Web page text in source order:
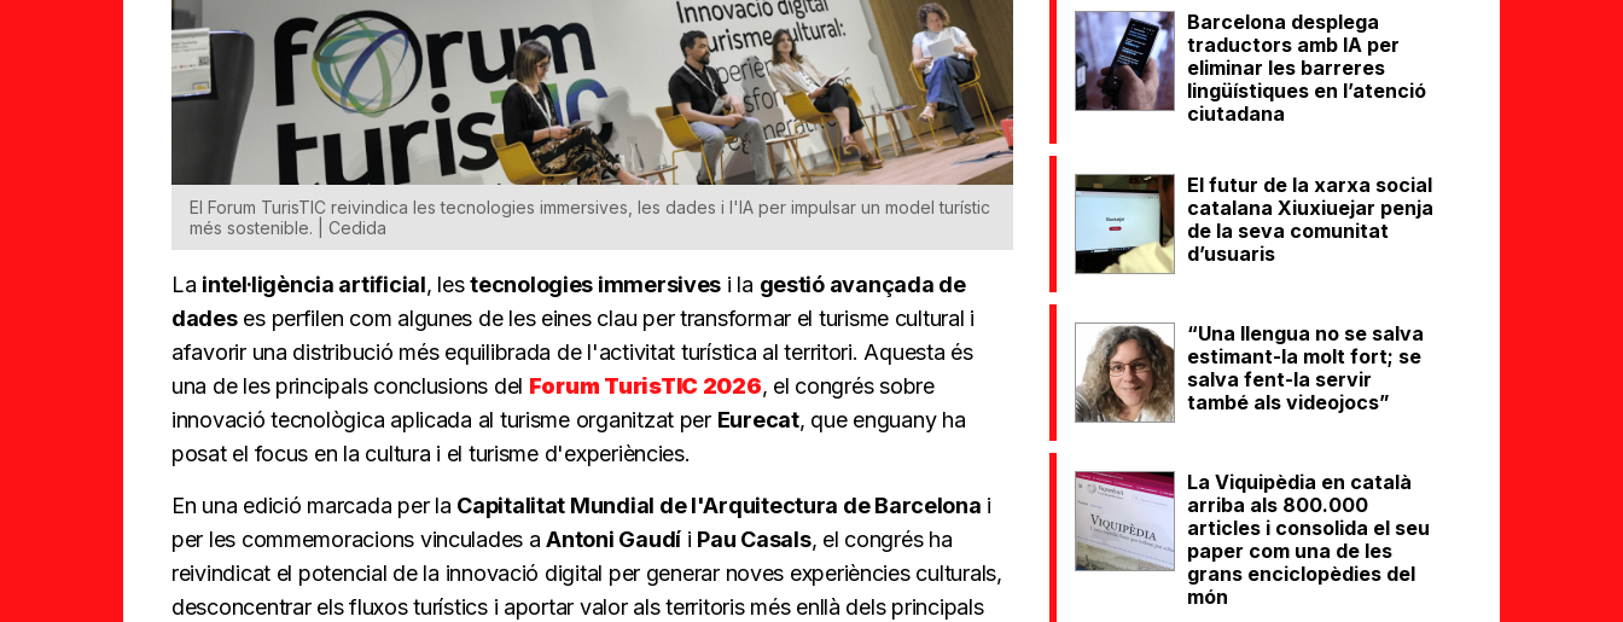
El Forum TurisTIC reivindica les tecnologies immersives, les dades i l'IA per impulsar un model turístic
més sostenible. | Cedida
La intel·ligència artificial, lestecnologies immersives i la gestió avançada de
dadeses perfilen com algunes de les eines clau per transformar el turisme cultural i
afavorir una distribució més equilibrada de l'activitat turística al territori. Aquesta és
una de les principals conclusions del Forum TurisTIC 2026, el congrés sobre
innovació tecnològica aplicada al turisme organitzat per Eurecat, que enguany ha
posat el focus en la cultura i el turisme d'experiències.
En una edició marcada per la Capitalitat Mundial de l'Arquitectura de Barcelona i
per les commemoracions vinculades aAntoni Gaudí i Pau Casals, el congrés ha
reivindicat el potencial de la innovació digital per generar noves experiències culturals,
desconcentrar els fluxos turístics i aportar valor als territoris més enllà dels principals
Barcelona desplega
traductors amb IA per
eliminar les barreres
lingüístiques en l’atenció
ciutadana
El futur de la xarxa social
catalana Xiuxiuejar penja
de la seva comunitat
d’usuaris
“Una llengua no se salva
estimant-la molt fort; se
salva fent-la servir
també als videojocs”
La Viquipèdia en català
arriba als 800.000
articles i consolida el seu
paper com una de les
grans enciclopèdies del
món